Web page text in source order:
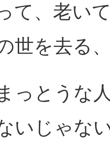
て、老い
世を去る
っとうな
いじゃな